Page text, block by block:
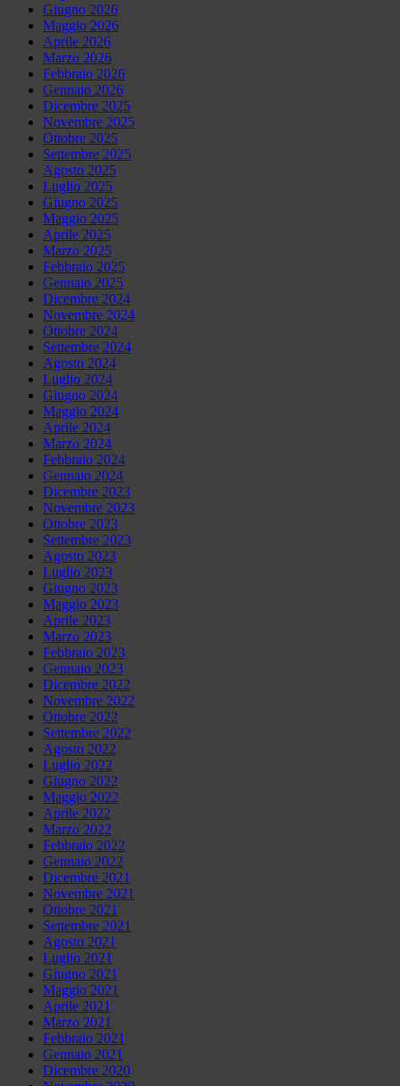
Giugno 2026
Maggio 2026
Aprile 2026
Marzo 2026
Febbraio 2026
Gennaio 2026
Dicembre 2025
Novembre 2025
Ottobre 2025
Settembre 2025
Agosto 2025
Luglio 2025
Giugno 2025
Maggio 2025
Aprile 2025
Marzo 2025
Febbraio 2025
Gennaio 2025
Dicembre 2024
Novembre 2024
Ottobre 2024
Settembre 2024
Agosto 2024
Luglio 2024
Giugno 2024
Maggio 2024
Aprile 2024
Marzo 2024
Febbraio 2024
Gennaio 2024
Dicembre 2023
Novembre 2023
Ottobre 2023
Settembre 2023
Agosto 2023
Luglio 2023
Giugno 2023
Maggio 2023
Aprile 2023
Marzo 2023
Febbraio 2023
Gennaio 2023
Dicembre 2022
Novembre 2022
Ottobre 2022
Settembre 2022
Agosto 2022
Luglio 2022
Giugno 2022
Maggio 2022
Aprile 2022
Marzo 2022
Febbraio 2022
Gennaio 2022
Dicembre 2021
Novembre 2021
Ottobre 2021
Settembre 2021
Agosto 2021
Luglio 2021
Giugno 2021
Maggio 2021
Aprile 2021
Marzo 2021
Febbraio 2021
Gennaio 2021
Dicembre 2020